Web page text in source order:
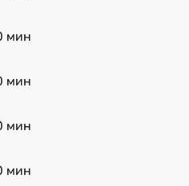
мин
мин
мин
мин